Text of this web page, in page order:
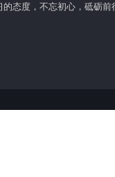
的态度，不忘初心，砥砺前